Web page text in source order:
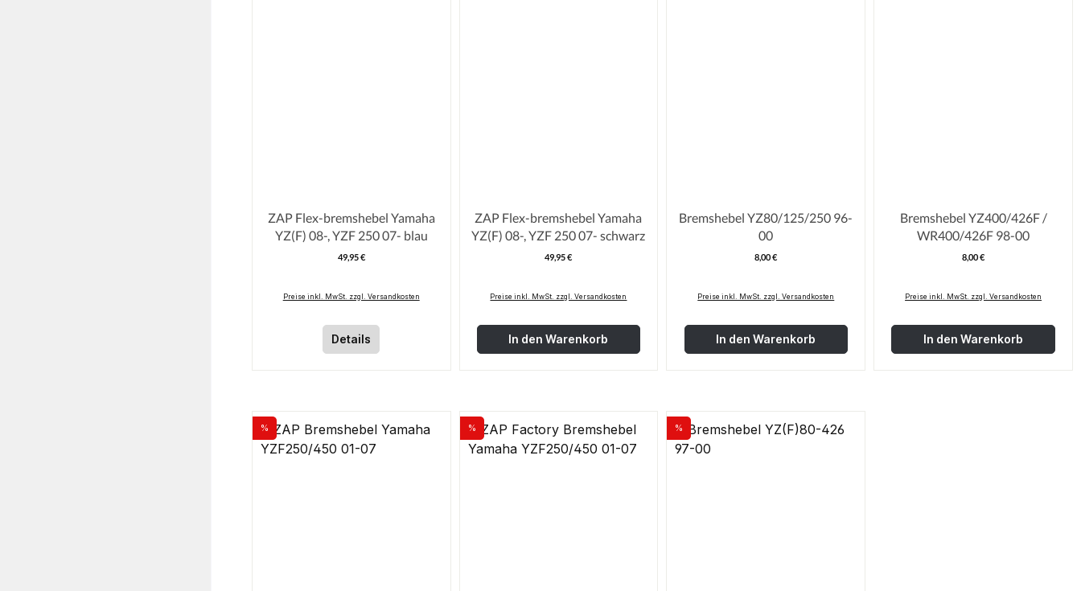
ZAP Flex-bremshebel Yamaha
YZ(F) 08-, YZF 250 07- blau
Regulärer Preis:
49,95 €
Preise inkl. MwSt. zzgl. Versandkosten
Details
ZAP Flex-bremshebel Yamaha
YZ(F) 08-, YZF 250 07- schwarz
Regulärer Preis:
49,95 €
Preise inkl. MwSt. zzgl. Versandkosten
In den Warenkorb
Bremshebel YZ80/125/250 96-
00
Regulärer Preis:
8,00 €
Preise inkl. MwSt. zzgl. Versandkosten
In den Warenkorb
Bremshebel YZ400/426F /
WR400/426F 98-00
Regulärer
8,00 €
Preise inkl. MwSt. zzgl. Versandkosten
In den Warenkorb
Rabatt
%
Rabatt
%
Rabatt
%